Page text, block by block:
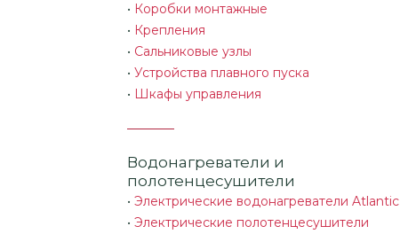
• Коробки монтажные
• Крепления
• Сальниковые узлы
•Устройства плавного пуска
• Шкафы управления
Водонагреватели и
полотенцесушители
•Электрические водонагреватели Atlantic
•Электрические полотенцесушители